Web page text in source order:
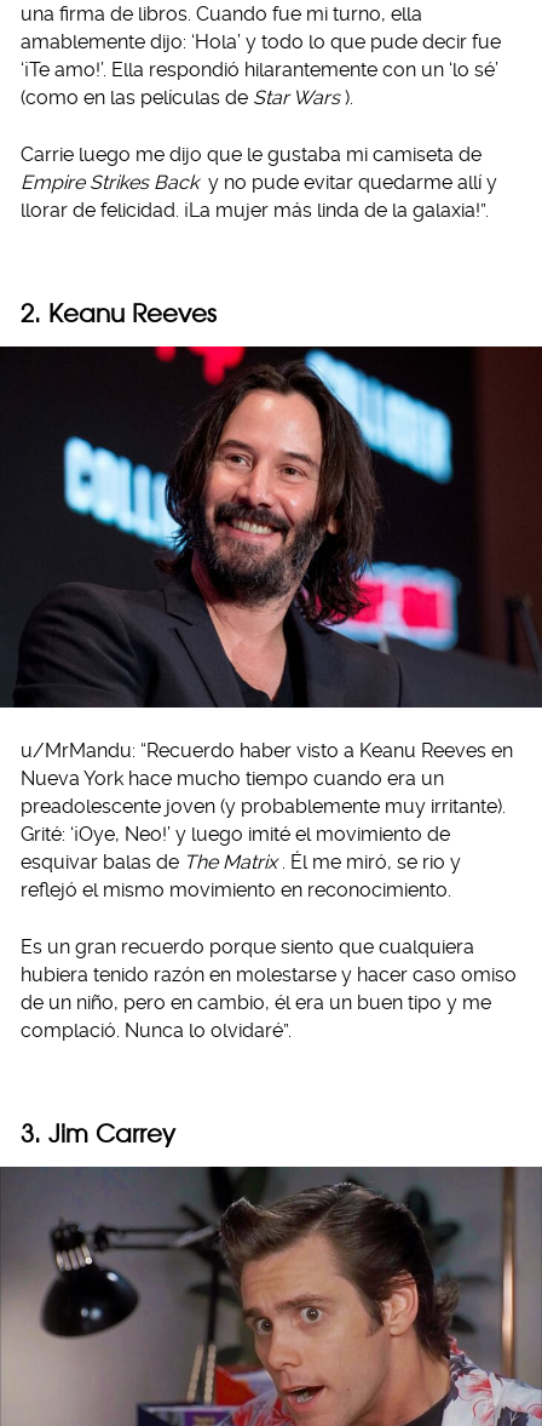
una firma de libros. Cuando fue mi turno, ella
amablemente dijo: ‘Hola’ y todo lo que pude decir fue
‘¡Te amo!’. Ella respondió hilarantemente con un ‘lo sé’
(como en las películas de Star Wars ).
Carrie luego me dijo que le gustaba mi camiseta de
Empire Strikes Back y no pude evitar quedarme allí y
llorar de felicidad. ¡La mujer más linda de la galaxia!”.
2. Keanu Reeves
u/MrMandu: “Recuerdo haber visto a Keanu Reeves en
Nueva York hace mucho tiempo cuando era un
preadolescente joven (y probablemente muy irritante).
Grité: ‘¡Oye, Neo!’ y luego imité el movimiento de
esquivar balas de The Matrix . Él me miró, se rio y
reflejó el mismo movimiento en reconocimiento.
Es un gran recuerdo porque siento que cualquiera
hubiera tenido razón en molestarse y hacer caso omiso
de un niño, pero en cambio, él era un buen tipo y me
complació. Nunca lo olvidaré”.
3. Jim Carrey